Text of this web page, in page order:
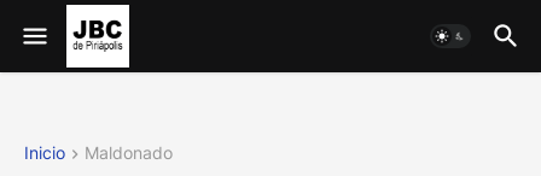
Inicio Maldonado